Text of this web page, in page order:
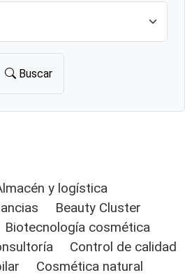
Buscar
y logística
Beauty Cluster
Biotecnología cosmética
Control de calidad
Cosmética natural